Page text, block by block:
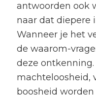
antwoorden ook
naar dat diepere
Wanneer je het
de waarom-
deze ontkenning.
machteloosheid,
boosheid